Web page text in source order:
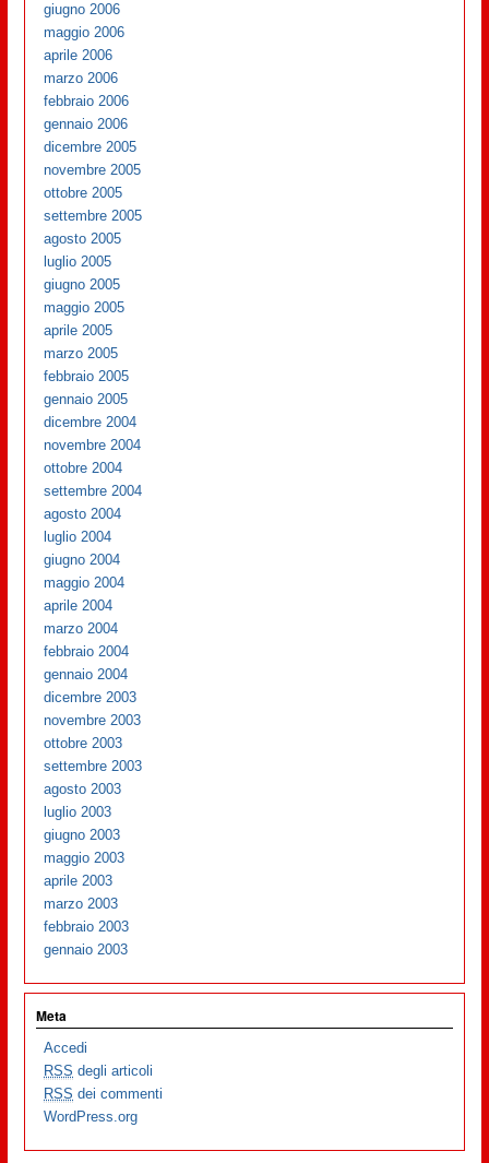
giugno 2006
maggio 2006
aprile 2006
marzo 2006
febbraio 2006
gennaio 2006
dicembre 2005
novembre 2005
ottobre 2005
settembre 2005
agosto 2005
luglio 2005
giugno 2005
maggio 2005
aprile 2005
marzo 2005
febbraio 2005
gennaio 2005
dicembre 2004
novembre 2004
ottobre 2004
settembre 2004
agosto 2004
luglio 2004
giugno 2004
maggio 2004
aprile 2004
marzo 2004
febbraio 2004
gennaio 2004
dicembre 2003
novembre 2003
ottobre 2003
settembre 2003
agosto 2003
luglio 2003
giugno 2003
maggio 2003
aprile 2003
marzo 2003
febbraio 2003
gennaio 2003
Meta
Accedi
RSS degli articoli
RSS dei commenti
WordPress.org